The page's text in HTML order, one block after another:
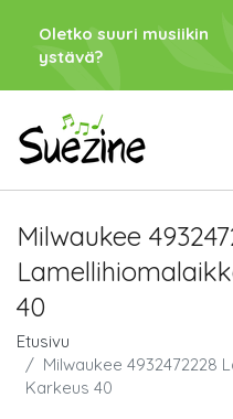
Oletko suuri musiikin
ystävä?
Milwaukee
40
Etusivu
Milwaukee 4932472228
Karkeus 40